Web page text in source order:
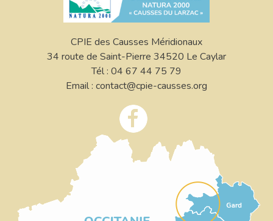
CPIE des Causses Méridionaux
34 route de Saint-Pierre 34520 Le Caylar
Tél : 04 67 44 75 79
Email : contact@cpie-causses.org